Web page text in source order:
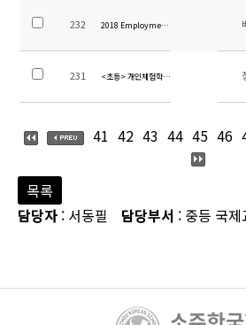
232 2018 Employment notice for EFL
231 <초등> 개인체험학습 신청서 및 결과보고서
41 42 43 44 45 46
목록
담당자 : 서동필 담당부서 : 중등 국제